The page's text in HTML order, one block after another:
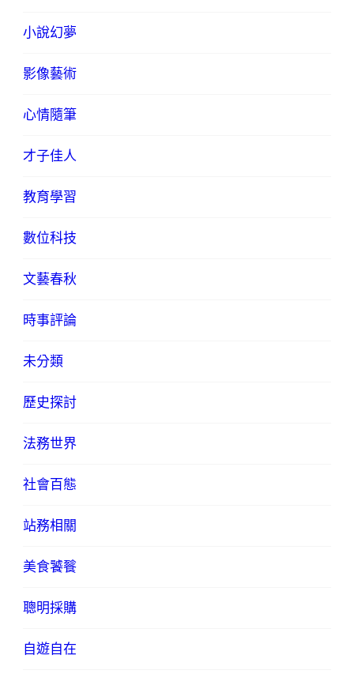
小說幻夢
影像藝術
心情隨筆
才子佳人
教育學習
數位科技
文藝春秋
時事評論
未分類
歷史探討
法務世界
社會百態
站務相關
美食饕餮
聰明採購
自遊自在